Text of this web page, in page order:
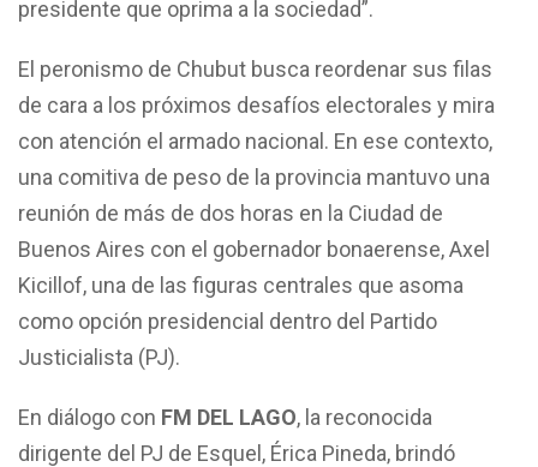
presidente que oprima a la sociedad”.
El peronismo de Chubut busca reordenar sus filas
de cara a los próximos desafíos electorales y mira
con atención el armado nacional. En ese contexto,
una comitiva de peso de la provincia mantuvo una
reunión de más de dos horas en la Ciudad de
Buenos Aires con el gobernador bonaerense, Axel
Kicillof, una de las figuras centrales que asoma
como opción presidencial dentro del Partido
Justicialista (PJ).
En diálogo con FM DEL LAGO, la reconocida
dirigente del PJ de Esquel, Érica Pineda, brindó